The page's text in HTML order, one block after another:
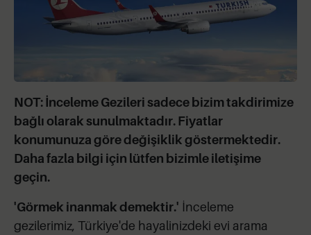
NOT: İnceleme Gezileri sadece bizim takdirimize
bağlı olarak sunulmaktadır. Fiyatlar
konumunuza göre değişiklik göstermektedir.
Daha fazla bilgi için lütfen bizimle iletişime
geçin.
'Görmek inanmak demektir.' İnceleme
gezilerimiz, Türkiye'de hayalinizdeki evi arama